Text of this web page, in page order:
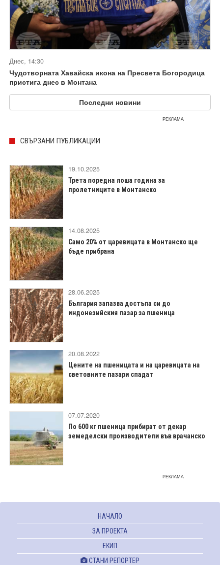
Днес, 14:30
Чудотворната Хавайска икона на Пресвета Богородица
пристига днес в Монтана
Последни новини
РЕКЛАМА
СВЪРЗАНИ ПУБЛИКАЦИИ
19.10.2025
Трета поредна лоша година за
пролетниците в Монтанско
14.08.2025
Само 20% от царевицата в Монтанско ще
бъде прибрана
28.06.2025
България запазва достъпа си до
индонезийския пазар за пшеница
20.08.2022
Цените на пшеницата и на царевицата на
световните пазари спадат
07.07.2020
По 600 кг пшеница прибират от декар
земеделски производители във врачанско
РЕКЛАМА
НАЧАЛО
ЗА ПРОЕКТА
ЕКИП
СТАНИ РЕПОРТЕР